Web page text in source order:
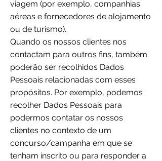
viagem (por exemplo, companhias
aéreas e fornecedores de alojamento
ou de turismo).
Quando os nossos clientes nos
contactam para outros fins, também
poderão ser recolhidos Dados
Pessoais relacionadas com esses
propósitos. Por exemplo, podemos
recolher Dados Pessoais para
podermos contatar os nossos
clientes no contexto de um
concurso/campanha em que se
tenham inscrito ou para responder a